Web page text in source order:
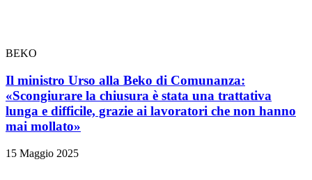
BEKO
Il ministro Urso alla Beko di Comunanza:
«Scongiurare la chiusura è stata una trattativa
lunga e difficile, grazie ai lavoratori che non hanno
mai mollato»
15 Maggio 2025